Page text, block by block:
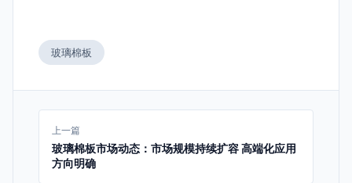
玻璃棉板
上一篇
玻璃棉板市场动态：市场规模持续扩容 高端化应用
方向明确